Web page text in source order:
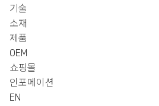
기술
소재
제품
OEM
쇼핑몰
인포메이션
EN